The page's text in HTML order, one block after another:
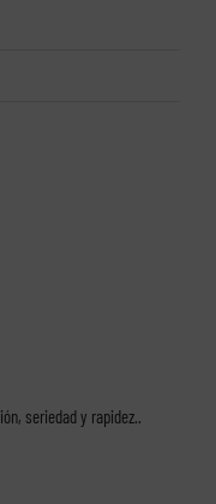
seriedad y rapidez..